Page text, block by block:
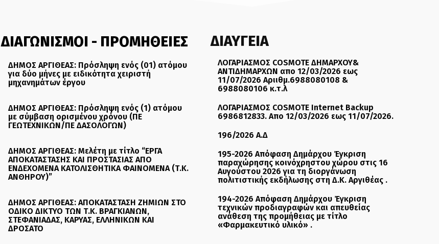
ΔΙΑΓΩΝΙΣΜΟΙ - ΠΡΟΜΗΘΕΙΕΣ
ΔΗΜΟΣ ΑΡΓΙΘΕΑΣ: Πρόσληψη ενός (01) ατόμου
για δύο μήνες με ειδικότητα χειριστή
μηχανημάτων έργου
ΔΗΜΟΣ ΑΡΓΙΘΕΑΣ: Πρόσληψη ενός (1) ατόμου
με σύμβαση ορισμένου χρόνου (ΠΕ
ΓΕΩΤΕΧΝΙΚΩΝ/ΠΕ ΔΑΣΟΛΟΓΩΝ)
ΔΗΜΟΣ ΑΡΓΙΘΕΑΣ: Μελέτη με τίτλο “ΕΡΓΑ
ΑΠΟΚΑΤΑΣΤΑΣΗΣ ΚΑΙ ΠΡΟΣΤΑΣΙΑΣ ΑΠΟ
ΕΝΔΕΧΟΜΕΝΑ ΚΑΤΟΛΙΣΘΗΤΙΚΑ ΦΑΙΝΟΜΕΝΑ (Τ.Κ.
ΑΝΘΗΡΟΥ)”
ΔΗΜΟΣ ΑΡΓΙΘΕΑΣ: ΑΠΟΚΑΤΑΣΤΑΣΗ ΖΗΜΙΩΝ ΣΤΟ
ΟΔΙΚΟ ΔΙΚΤΥΟ ΤΩΝ Τ.Κ. ΒΡΑΓΚΙΑΝΩΝ,
ΣΤΕΦΑΝΙΑΔΑΣ, ΚΑΡΥΑΣ, ΕΛΛΗΝΙΚΩΝ ΚΑΙ
ΔΡΟΣΑΤΟ
ΔΙΑΥΓΕΙΑ
ΛΟΓΑΡΙΑΣΜΟΣ COSMOTE ΔΗΜΑΡΧΟΥ&
ΑΝΤΙΔΗΜΑΡΧΩΝ απο 12/03/2026 εως
11/07/2026 Αριιθμ.6988080108 &
6988080106 κ.τ.λ
ΛΟΓΑΡΙΑΣΜΟΣ COSMOTE Internet Backup
6986812833. Απο 12/03/2026 εως 11/07/2026.
196/2026 Α.Δ
195-2026 Απόφαση Δημάρχου Έγκριση
παραχώρησης κοινόχρηστου χώρου στις 16
Αυγούστου 2026 για τη διοργάνωση
πολιτιστικής εκδήλωσης στη Δ.Κ. Αργιθέας .
194-2026 Απόφαση Δημάρχου Έγκριση
τεχνικών προδιαγραφών και απευθείας
ανάθεση της προμήθειας με τίτλο
«Φαρμακευτικό υλικό» .